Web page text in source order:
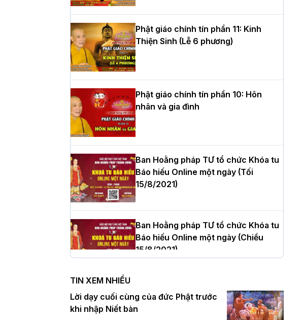
hè tại chùa Bằng
HT.Thích Thọ Lạc được suy cử làm tân
Trưởng BTS GHPGVN tỉnh Nghệ An
Hòa thượng Thích Quảng Tùng tái đắc
cử Trưởng BTS GHPGVN thành phố Hải
Phòng nhiệm kỳ 2026 – 2031
Thượng tọa Thích Tâm Chính được suy
cử tân Trưởng ban Trị sự GHPGVN tỉnh
Hà Nội: Tăng Ni Trường hạ Bồ Đề trang
nghiêm tác pháp Tiền an cư PL.2570 –
DL.2026
Phật giáo chính tín phần 11: Kinh
Thiện Sinh (Lễ 6 phương)
Phật giáo chính tín phần 10: Hôn
nhân và gia đình
Ban Hoằng pháp TƯ tổ chức Khóa tu
Báo hiếu Online một ngày (Tối
15/8/2021)
Ban Hoằng pháp TƯ tổ chức Khóa tu
Báo hiếu Online một ngày (Chiều
15/8/2021)
Ban Hoằng pháp TƯ tổ chức Khóa tu
Báo hiếu Online một ngày (Sáng
15/8/2021)
TIN XEM NHIỀU
Lời dạy cuối cùng của đức Phật trước
khi nhập Niết bàn